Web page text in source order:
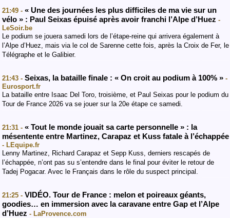
21:49 - « Une des journées les plus difficiles de ma vie sur un
vélo » : Paul Seixas épuisé après avoir franchi l’Alpe d’Huez -
LeSoir.be
Le podium se jouera samedi lors de l’étape-reine qui arrivera également à
l’Alpe d’Huez, mais via le col de Sarenne cette fois, après la Croix de Fer, le
Télégraphe et le Galibier.
21:43 - Seixas, la bataille finale : « On croit au podium à 100% » -
Eurosport.fr
La bataille entre Isaac Del Toro, troisième, et Paul Seixas pour le podium du
Tour de France 2026 va se jouer sur la 20e étape ce samedi.
21:31 - « Tout le monde jouait sa carte personnelle » : la
mésentente entre Martinez, Carapaz et Kuss fatale à l’échappée
- LEquipe.fr
Lenny Martinez, Richard Carapaz et Sepp Kuss, derniers rescapés de
l’échappée, n’ont pas su s’entendre dans le final pour éviter le retour de
Tadej Pogacar. Avec le Français dans le rôle du suspect principal.
21:25 - VIDÉO. Tour de France : melon et poireaux géants,
goodies… en immersion avec la caravane entre Gap et l’Alpe
d’Huez - LaProvence.com